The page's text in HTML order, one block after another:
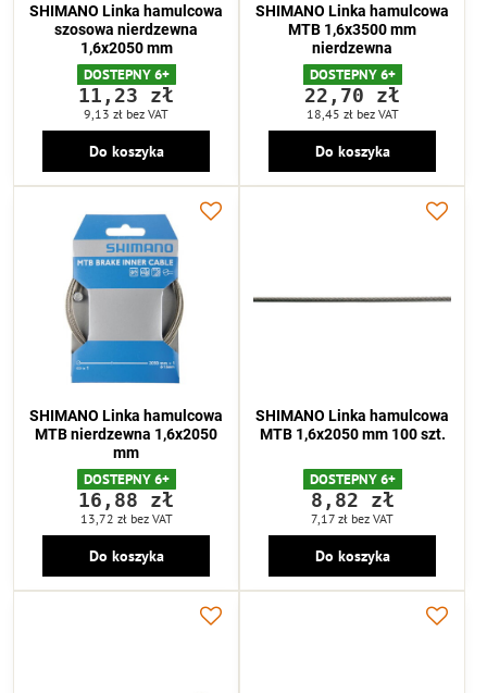
SHIMANO Linka hamulcowa
szosowa nierdzewna
1,6x2050 mm
DOSTEPNY 6+
11,23 zł
9,13 zł bez VAT
Do koszyka
SHIMANO Linka hamulcowa
MTB 1,6x3500 mm
nierdzewna
DOSTEPNY 6+
22,70 zł
18,45 zł bez VAT
Do koszyka
SHIMANO Linka hamulcowa
MTB nierdzewna 1,6x2050
mm
DOSTEPNY 6+
16,88 zł
13,72 zł bez VAT
Do koszyka
SHIMANO Linka hamulcowa
MTB 1,6x2050 mm 100 szt.
DOSTEPNY 6+
8,82 zł
7,17 zł bez VAT
Do koszyka